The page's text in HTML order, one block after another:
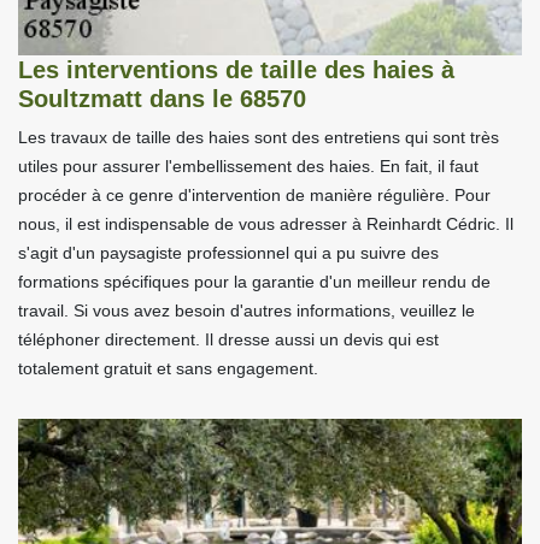
Les interventions de taille des haies à
Soultzmatt dans le 68570
Les travaux de taille des haies sont des entretiens qui sont très
utiles pour assurer l'embellissement des haies. En fait, il faut
procéder à ce genre d'intervention de manière régulière. Pour
nous, il est indispensable de vous adresser à Reinhardt Cédric. Il
s'agit d'un paysagiste professionnel qui a pu suivre des
formations spécifiques pour la garantie d'un meilleur rendu de
travail. Si vous avez besoin d'autres informations, veuillez le
téléphoner directement. Il dresse aussi un devis qui est
totalement gratuit et sans engagement.